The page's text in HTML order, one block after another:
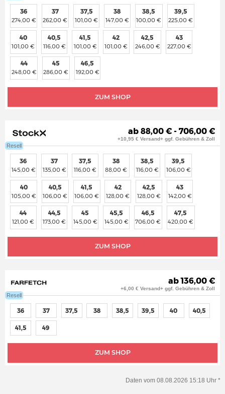
ZUM SHOP
36
274,00 €
37
262,00 €
37,5
101,00 €
38
147,00 €
38,5
100,00 €
39,5
225,00 €
40
101,00 €
40,5
116,00 €
41,5
101,00 €
42
101,00 €
42,5
246,00 €
43
227,00 €
44
248,00 €
45
286,00 €
46,5
192,00 €
Resell
ab 88,00 € - 706,00 €
+10,95 € Versand+ ggf. Gebühren & Zoll
ZUM SHOP
36
145,00 €
37
135,00 €
37,5
116,00 €
38
88,00 €
38,5
116,00 €
39,5
106,00 €
40
105,00 €
40,5
106,00 €
41,5
106,00 €
42
128,00 €
42,5
128,00 €
43
142,00 €
44
121,00 €
44,5
173,00 €
45
145,00 €
45,5
145,00 €
46,5
706,00 €
47,5
420,00 €
Resell
ab 136,00 €
+6,00 € Versand+ ggf. Gebühren & Zoll
ZUM SHOP
36 37 37,5 38 38,5 39,5 40 40,5
41,5 49
Daten vom 08.08.2026 15:18 Uhr *